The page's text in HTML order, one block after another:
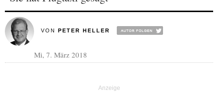
VON PETER HELLER
Mi, 7. März 2018